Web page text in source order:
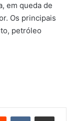
em queda de
Os principais
petróleo
Reddit VK Compartilhar via e-mail